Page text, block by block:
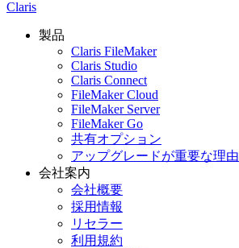
Claris
製品
Claris FileMaker
Claris Studio
Claris Connect
FileMaker Cloud
FileMaker Server
FileMaker Go
共有オプション
アップグレードが重要な理由
会社案内
会社概要
採用情報
リセラー
利用規約